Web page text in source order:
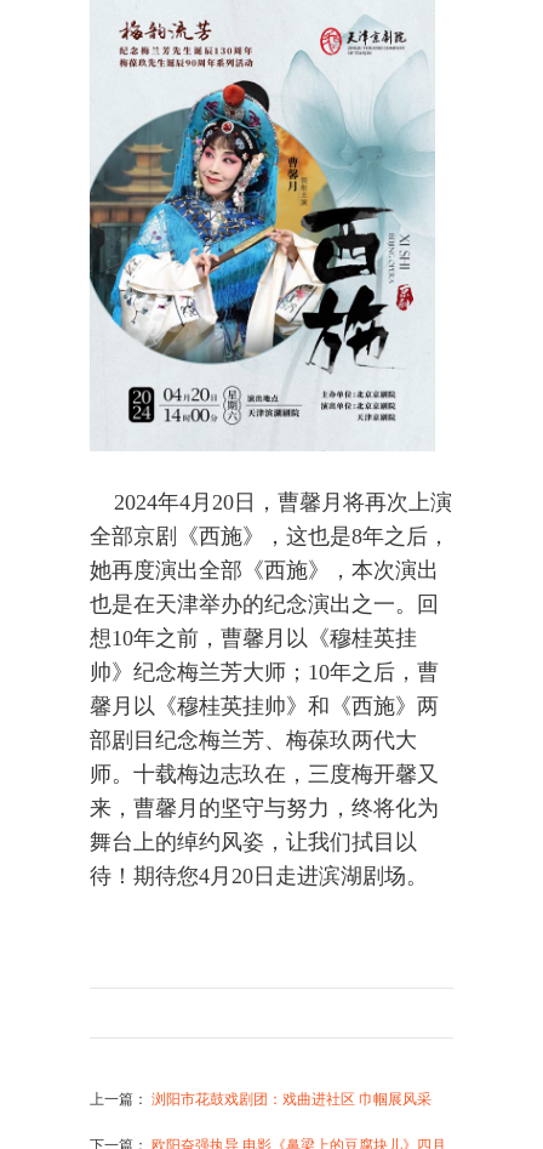
2024年4月20日，曹馨月将再次上演
全部京剧《西施》，这也是8年之后，
她再度演出全部《西施》，本次演出
也是在天津举办的纪念演出之一。回
想10年之前，曹馨月以《穆桂英挂
帅》纪念梅兰芳大师；10年之后，曹
馨月以《穆桂英挂帅》和《西施》两
部剧目纪念梅兰芳、梅葆玖两代大
师。十载梅边志玖在，三度梅开馨又
来，曹馨月的坚守与努力，终将化为
舞台上的绰约风姿，让我们拭目以
待！期待您4月20日走进滨湖剧场。
上一篇 ： 浏阳市花鼓戏剧团：戏曲进社区 巾帼展风采
下一篇 ： 欧阳奋强执导 电影《鼻梁上的豆腐块儿》四月